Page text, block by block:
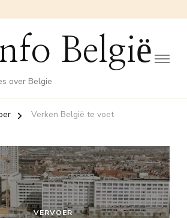
België
over Belgie
Verken België te voet
VERVOER